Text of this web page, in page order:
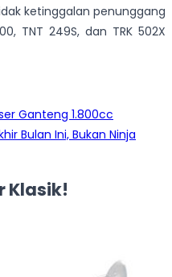
ketinggalan penunggang
TNT 249S, dan TRK 502X
Ganteng 1.800cc
Bulan Ini, Bukan Ninja
Klasik!